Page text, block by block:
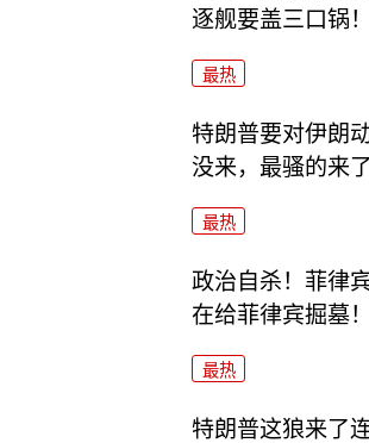
逐舰要盖三口锅！
最热
特朗普要对伊朗
没来，最骚的来了
最热
政治自杀！菲律
在给菲律宾掘墓！
最热
特朗普这狼来了